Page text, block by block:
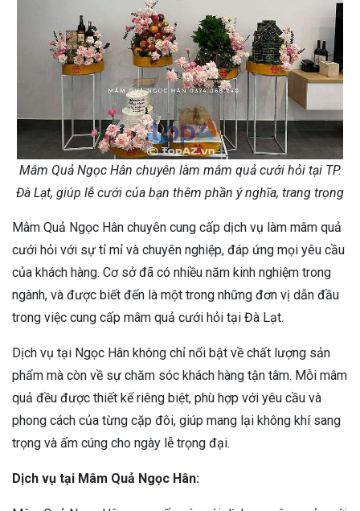
Mâm Quả Ngọc Hân chuyên làm mâm quả cưới hỏi tại TP.
Đà Lạt, giúp lễ cưới của bạn thêm phần ý nghĩa, trang trọng
Mâm Quả Ngọc Hân chuyên cung cấp dịch vụ làm mâm quả
cưới hỏi với sự tỉ mỉ và chuyên nghiệp, đáp ứng mọi yêu cầu
của khách hàng. Cơ sở đã có nhiều năm kinh nghiệm trong
ngành, và được biết đến là một trong những đơn vị dẫn đầu
trong việc cung cấp mâm quả cưới hỏi tại Đà Lạt.
Dịch vụ tại Ngọc Hân không chỉ nổi bật về chất lượng sản
phẩm mà còn về sự chăm sóc khách hàng tận tâm. Mỗi mâm
quả đều được thiết kế riêng biệt, phù hợp với yêu cầu và
phong cách của từng cặp đôi, giúp mang lại không khí sang
trọng và ấm cúng cho ngày lễ trọng đại.
Dịch vụ tại Mâm Quả Ngọc Hân: